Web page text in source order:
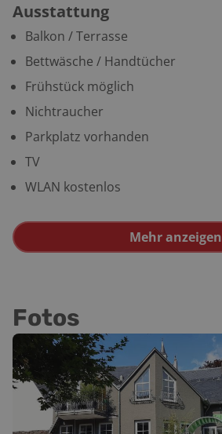
Ausstattung
Balkon / Terrasse
Bettwäsche / Handtücher
Frühstück möglich
Nichtraucher
Parkplatz vorhanden
TV
WLAN kostenlos
Mehr anzeigen
Fotos